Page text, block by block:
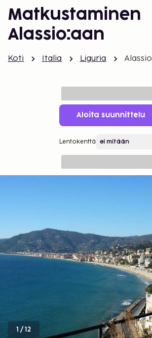
Matkustaminen
Alassio:aan
Koti Italia Liguria Alassio
Aloita suunnittelu
Lentokenttä
1 /12